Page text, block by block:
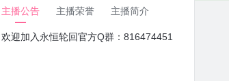
主播公告 主播荣誉 主播简介
欢迎加入永恒轮回官方Q群：816474451